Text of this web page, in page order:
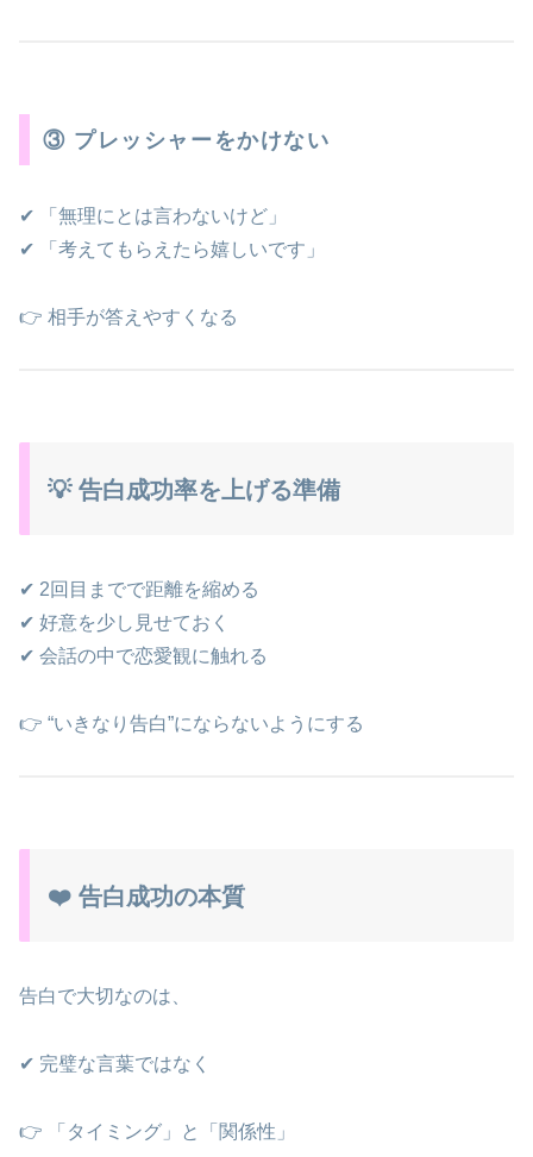
③ プレッシャーをかけない
✔ 「無理にとは言わないけど」
✔ 「考えてもらえたら嬉しいです」
👉 相手が答えやすくなる
💡 告白成功率を上げる準備
✔ 2回目までで距離を縮める
✔ 好意を少し見せておく
✔ 会話の中で恋愛観に触れる
👉 “いきなり告白”にならないようにする
❤️ 告白成功の本質
告白で大切なのは、
✔ 完璧な言葉ではなく
👉 「タイミング」と「関係性」